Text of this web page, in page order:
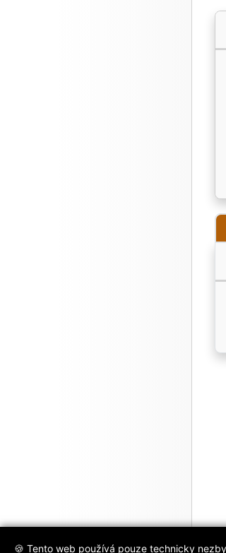
🍪 Tento web používá pouze technicky